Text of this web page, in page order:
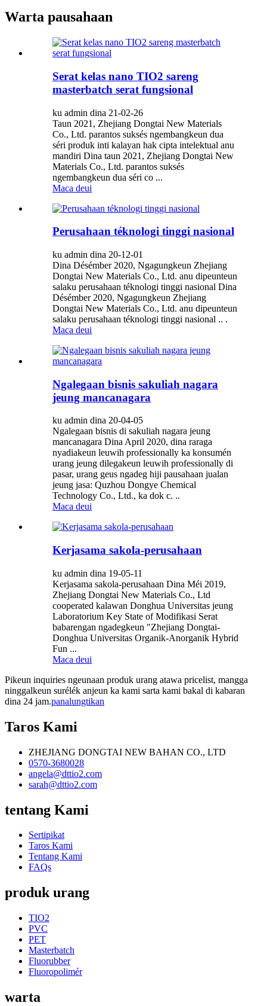
Warta pausahaan
Serat kelas nano TIO2 sareng
masterbatch serat fungsional
ku admin dina 21-02-26
Taun 2021, Zhejiang Dongtai New Materials
Co., Ltd. parantos suksés ngembangkeun dua
séri produk inti kalayan hak cipta intelektual anu
mandiri Dina taun 2021, Zhejiang Dongtai New
Materials Co., Ltd. parantos suksés
ngembangkeun dua séri co ...
Maca deui
Perusahaan téknologi tinggi nasional
ku admin dina 20-12-01
Dina Désémber 2020, Ngagungkeun Zhejiang
Dongtai New Materials Co., Ltd. anu dipeunteun
salaku perusahaan téknologi tinggi nasional Dina
Désémber 2020, Ngagungkeun Zhejiang
Dongtai New Materials Co., Ltd. anu dipeunteun
salaku perusahaan téknologi tinggi nasional .. .
Maca deui
Ngalegaan bisnis sakuliah nagara
jeung mancanagara
ku admin dina 20-04-05
Ngalegaan bisnis di sakuliah nagara jeung
mancanagara Dina April 2020, dina raraga
nyadiakeun leuwih professionally ka konsumén
urang jeung dilegakeun leuwih professionally di
pasar, urang geus ngadeg hiji pausahaan jualan
jeung jasa: Quzhou Dongye Chemical
Technology Co., Ltd., ka dok c. ..
Maca deui
Kerjasama sakola-perusahaan
ku admin dina 19-05-11
Kerjasama sakola-perusahaan Dina Méi 2019,
Zhejiang Dongtai New Materials Co., Ltd
cooperated kalawan Donghua Universitas jeung
Laboratorium Key State of Modifikasi Serat
babarengan ngadegkeun "Zhejiang Dongtai-
Donghua Universitas Organik-Anorganik Hybrid
Fun ...
Maca deui
Pikeun inquiries ngeunaan produk urang atawa pricelist, mangga
ninggalkeun surélék anjeun ka kami sarta kami bakal di kabaran
dina 24 jam.panalungtikan
Taros Kami
ZHEJIANG DONGTAI NEW BAHAN CO., LTD
0570-3680028
angela@dttio2.com
sarah@dttio2.com
tentang Kami
Sertipikat
Taros Kami
Tentang Kami
FAQs
produk urang
TIO2
PVC
PET
Masterbatch
Fluorubber
Fluoropolimér
warta